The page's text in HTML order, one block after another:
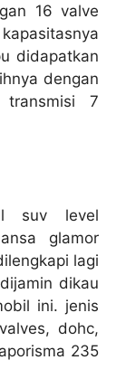
16 valve
didapatkan
dengan
7
suv level
glamor
lagi
dikau
ini. jenis
dohc,
235